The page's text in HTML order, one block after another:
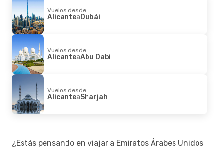
Vuelos desde
AlicanteaDubái
Vuelos desde
AlicanteaAbu Dabi
Vuelos desde
AlicanteaSharjah
¿Estás pensando en viajar a Emiratos Árabes Unidos